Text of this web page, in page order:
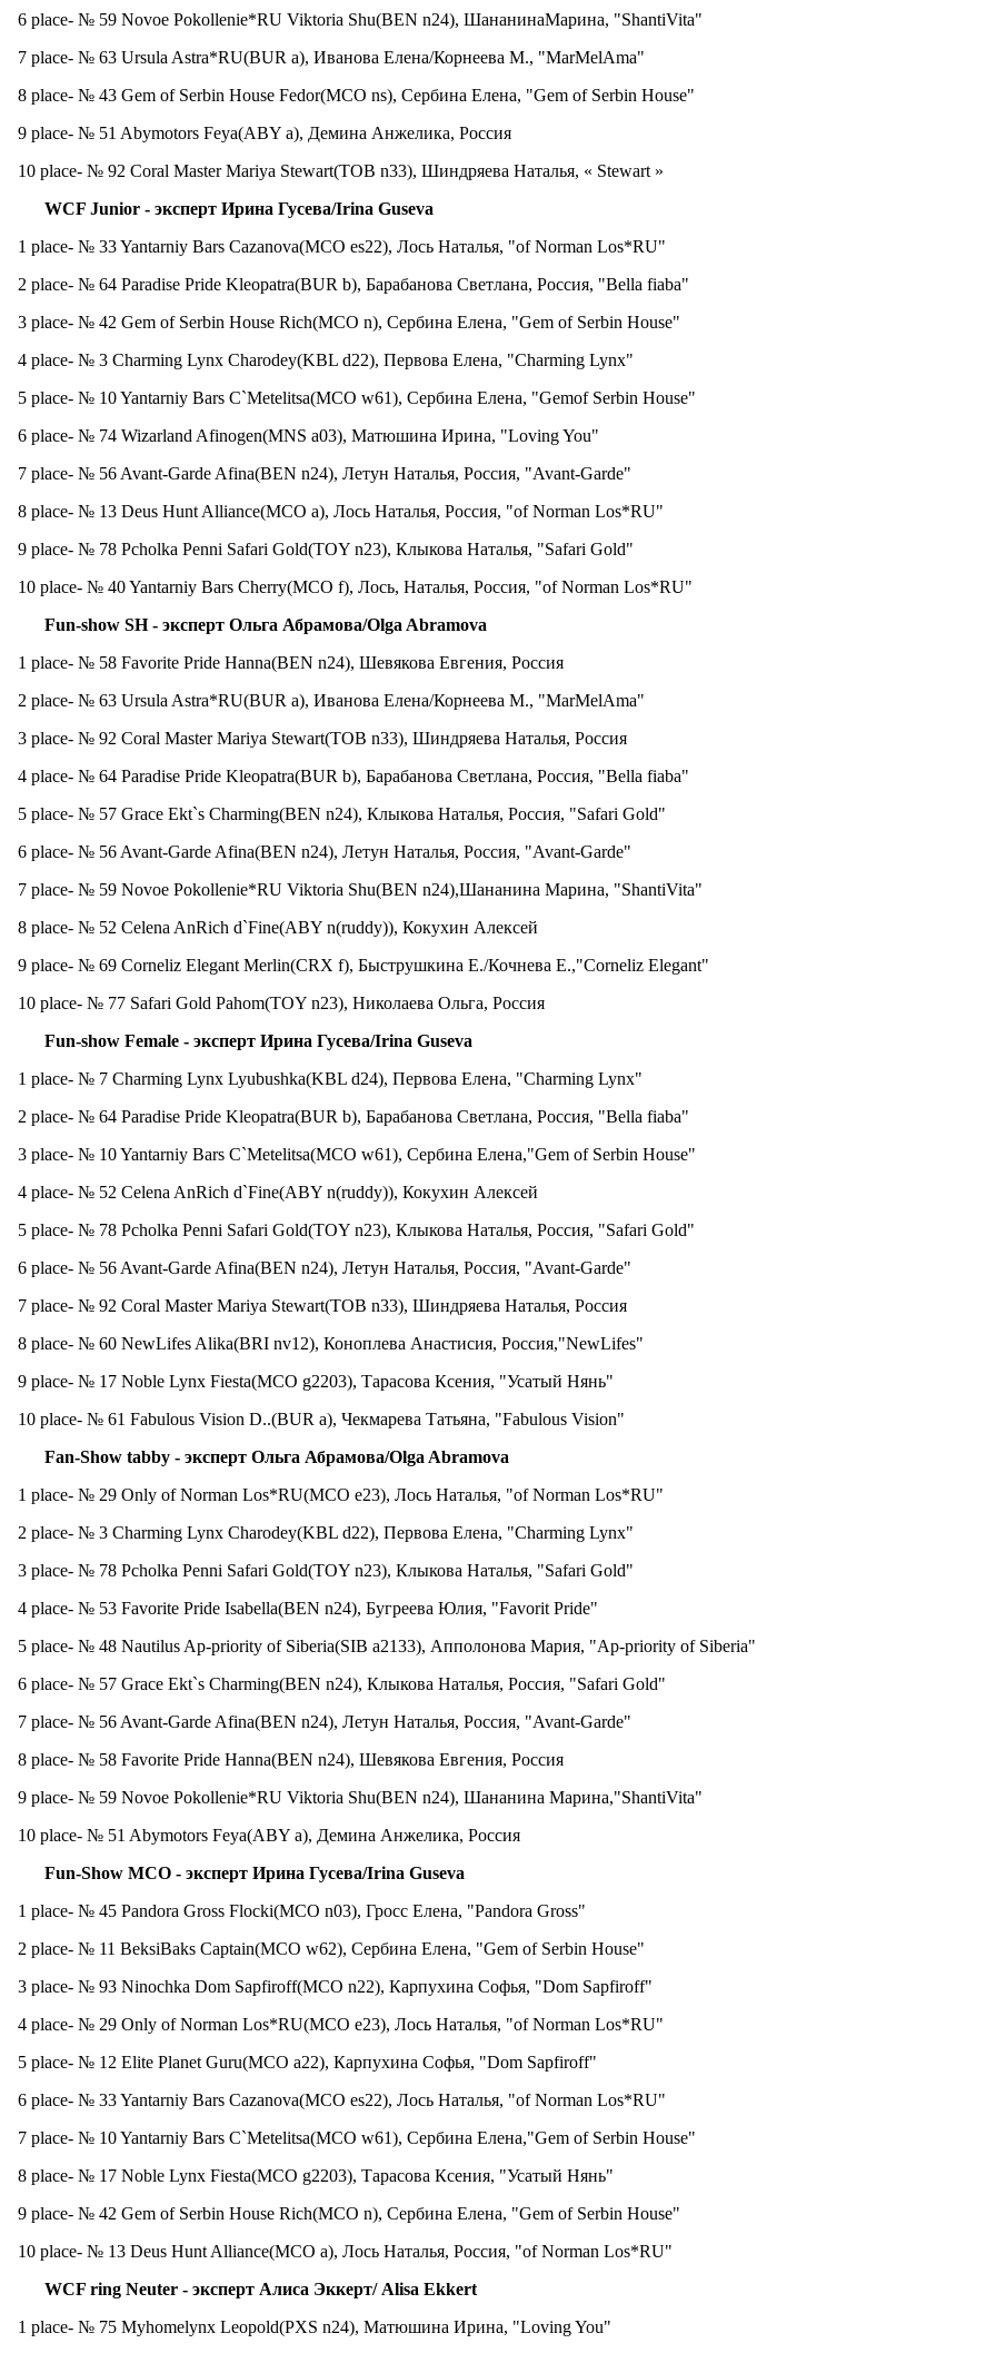
6 place- № 59 Novoe Pokollenie*RU Viktoria Shu(BEN n24), ШананинаМарина, "ShantiVita"
7 place- № 63 Ursula Astra*RU(BUR a), Иванова Елена/Корнеева М., "MarMelAma"
8 place- № 43 Gem of Serbin House Fedor(MCO ns), Сербина Елена, "Gem of Serbin House"
9 place- № 51 Abymotors Feya(ABY a), Демина Анжелика, Россия
10 place- № 92 Coral Master Mariya Stewart(TOB n33), Шиндряева Наталья, « Stewart »
WCF Junior - эксперт Ирина Гусева/Irina Guseva
1 place- № 33 Yantarniy Bars Cazanova(MCO es22), Лось Наталья, "of Norman Los*RU"
2 place- № 64 Paradise Pride Kleopatra(BUR b), Барабанова Светлана, Россия, "Bella fiaba"
3 place- № 42 Gem of Serbin House Rich(MCO n), Сербина Елена, "Gem of Serbin House"
4 place- № 3 Charming Lynx Charodey(KBL d22), Первова Елена, "Charming Lynx"
5 place- № 10 Yantarniy Bars C`Metelitsa(MCO w61), Сербина Елена, "Gemof Serbin House"
6 place- № 74 Wizarland Afinogen(MNS a03), Матюшина Ирина, "Loving You"
7 place- № 56 Avant-Garde Afina(BEN n24), Летун Наталья, Россия, "Avant-Garde"
8 place- № 13 Deus Hunt Alliance(MCO a), Лось Наталья, Россия, "of Norman Los*RU"
9 place- № 78 Pcholka Penni Safari Gold(TOY n23), Клыкова Наталья, "Safari Gold"
10 place- № 40 Yantarniy Bars Cherry(MCO f), Лось, Наталья, Россия, "of Norman Los*RU"
Fun-show SH - эксперт Ольга Абрамова/Olga Abramova
1 place- № 58 Favorite Pride Hanna(BEN n24), Шевякова Евгения, Россия
2 place- № 63 Ursula Astra*RU(BUR a), Иванова Елена/Корнеева М., "MarMelAma"
3 place- № 92 Coral Master Mariya Stewart(TOB n33), Шиндряева Наталья, Россия
4 place- № 64 Paradise Pride Kleopatra(BUR b), Барабанова Светлана, Россия, "Bella fiaba"
5 place- № 57 Grace Ekt`s Charming(BEN n24), Клыкова Наталья, Россия, "Safari Gold"
6 place- № 56 Avant-Garde Afina(BEN n24), Летун Наталья, Россия, "Avant-Garde"
7 place- № 59 Novoe Pokollenie*RU Viktoria Shu(BEN n24),Шананина Марина, "ShantiVita"
8 place- № 52 Celena AnRich d`Fine(ABY n(ruddy)), Кокухин Алексей
9 place- № 69 Corneliz Elegant Merlin(CRX f), Быструшкина Е./Кочнева Е.,"Corneliz Elegant"
10 place- № 77 Safari Gold Pahom(TOY n23), Николаева Ольга, Россия
Fun-show Female - эксперт Ирина Гусева/Irina Guseva
1 place- № 7 Charming Lynx Lyubushka(KBL d24), Первова Елена, "Charming Lynx"
2 place- № 64 Paradise Pride Kleopatra(BUR b), Барабанова Светлана, Россия, "Bella fiaba"
3 place- № 10 Yantarniy Bars C`Metelitsa(MCO w61), Сербина Елена,"Gem of Serbin House"
4 place- № 52 Celena AnRich d`Fine(ABY n(ruddy)), Кокухин Алексей
5 place- № 78 Pcholka Penni Safari Gold(TOY n23), Клыкова Наталья, Россия, "Safari Gold"
6 place- № 56 Avant-Garde Afina(BEN n24), Летун Наталья, Россия, "Avant-Garde"
7 place- № 92 Coral Master Mariya Stewart(TOB n33), Шиндряева Наталья, Россия
8 place- № 60 NewLifes Alika(BRI nv12), Коноплева Анастисия, Россия,"NewLifes"
9 place- № 17 Noble Lynx Fiesta(MCO g2203), Тарасова Ксения, "Усатый Нянь"
10 place- № 61 Fabulous Vision D..(BUR a), Чекмарева Татьяна, "Fabulous Vision"
Fan-Show tabby - эксперт Ольга Абрамова/Olga Abramova
1 place- № 29 Only of Norman Los*RU(MCO e23), Лось Наталья, "of Norman Los*RU"
2 place- № 3 Charming Lynx Charodey(KBL d22), Первова Елена, "Charming Lynx"
3 place- № 78 Pcholka Penni Safari Gold(TOY n23), Клыкова Наталья, "Safari Gold"
4 place- № 53 Favorite Pride Isabella(BEN n24), Бугреева Юлия, "Favorit Pride"
5 place- № 48 Nautilus Ap-priority of Siberia(SIB a2133), Апполонова Мария, "Ap-priority of Siberia"
6 place- № 57 Grace Ekt`s Charming(BEN n24), Клыкова Наталья, Россия, "Safari Gold"
7 place- № 56 Avant-Garde Afina(BEN n24), Летун Наталья, Россия, "Avant-Garde"
8 place- № 58 Favorite Pride Hanna(BEN n24), Шевякова Евгения, Россия
9 place- № 59 Novoe Pokollenie*RU Viktoria Shu(BEN n24), Шананина Марина,"ShantiVita"
10 place- № 51 Abymotors Feya(ABY a), Демина Анжелика, Россия
Fun-Show MCO - эксперт Ирина Гусева/Irina Guseva
1 place- № 45 Pandora Gross Flocki(MCO n03), Гросс Елена, "Pandora Gross"
2 place- № 11 BeksiBaks Captain(MCO w62), Сербина Елена, "Gem of Serbin House"
3 place- № 93 Ninochka Dom Sapfiroff(MCO n22), Карпухина Софья, "Dom Sapfiroff"
4 place- № 29 Only of Norman Los*RU(MCO e23), Лось Наталья, "of Norman Los*RU"
5 place- № 12 Elite Planet Guru(MCO a22), Карпухина Софья, "Dom Sapfiroff"
6 place- № 33 Yantarniy Bars Cazanova(MCO es22), Лось Наталья, "of Norman Los*RU"
7 place- № 10 Yantarniy Bars C`Metelitsa(MCO w61), Сербина Елена,"Gem of Serbin House"
8 place- № 17 Noble Lynx Fiesta(MCO g2203), Тарасова Ксения, "Усатый Нянь"
9 place- № 42 Gem of Serbin House Rich(MCO n), Сербина Елена, "Gem of Serbin House"
10 place- № 13 Deus Hunt Alliance(MCO a), Лось Наталья, Россия, "of Norman Los*RU"
WCF ring Neuter - эксперт Алиса Эккерт/ Alisa Ekkert
1 place- № 75 Myhomelynx Leopold(PXS n24), Матюшина Ирина, "Loving You"